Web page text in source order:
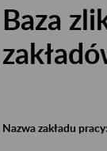
Baza
Nazwa zakładu pracy: